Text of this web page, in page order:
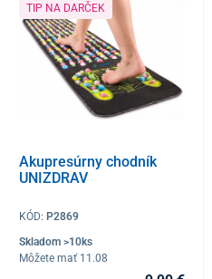
TIP NA DARČEK
Akupresúrny chodník
UNIZDRAV
KÓD: P2869
Skladom >10ks
Môžete mať 11.08